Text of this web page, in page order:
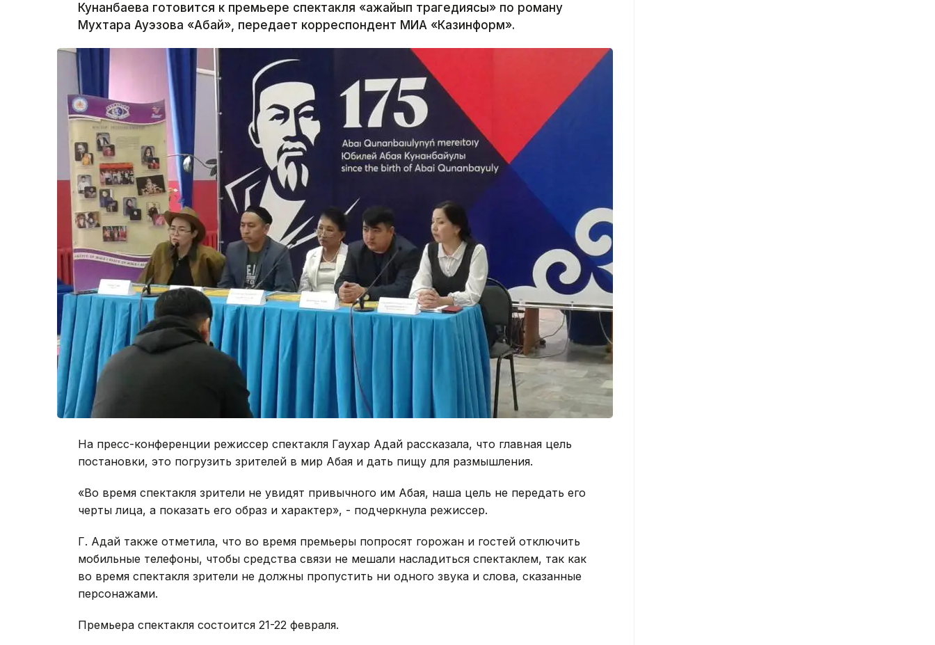
Кунанбаева готовится к премьере спектакля «Ғажайып трагедиясы» по роману
Мухтара Ауэзова «Абай», передает корреспондент МИА «Казинформ».
На пресс-конференции режиссер спектакля Гаухар Адай рассказала, что главная цель
постановки, это погрузить зрителей в мир Абая и дать пищу для размышления.
«Во время спектакля зрители не увидят привычного им Абая, наша цель не передать его
черты лица, а показать его образ и характер», - подчеркнула режиссер.
Г. Адай также отметила, что во время премьеры попросят горожан и гостей отключить
мобильные телефоны, чтобы средства связи не мешали насладиться спектаклем, так как
во время спектакля зрители не должны пропустить ни одного звука и слова, сказанные
персонажами.
Премьера спектакля состоится 21-22 февраля.